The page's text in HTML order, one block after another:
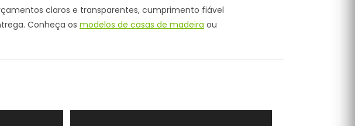
claros e transparentes, cumprimento fiável
Conheça os modelos de casas de madeira ou